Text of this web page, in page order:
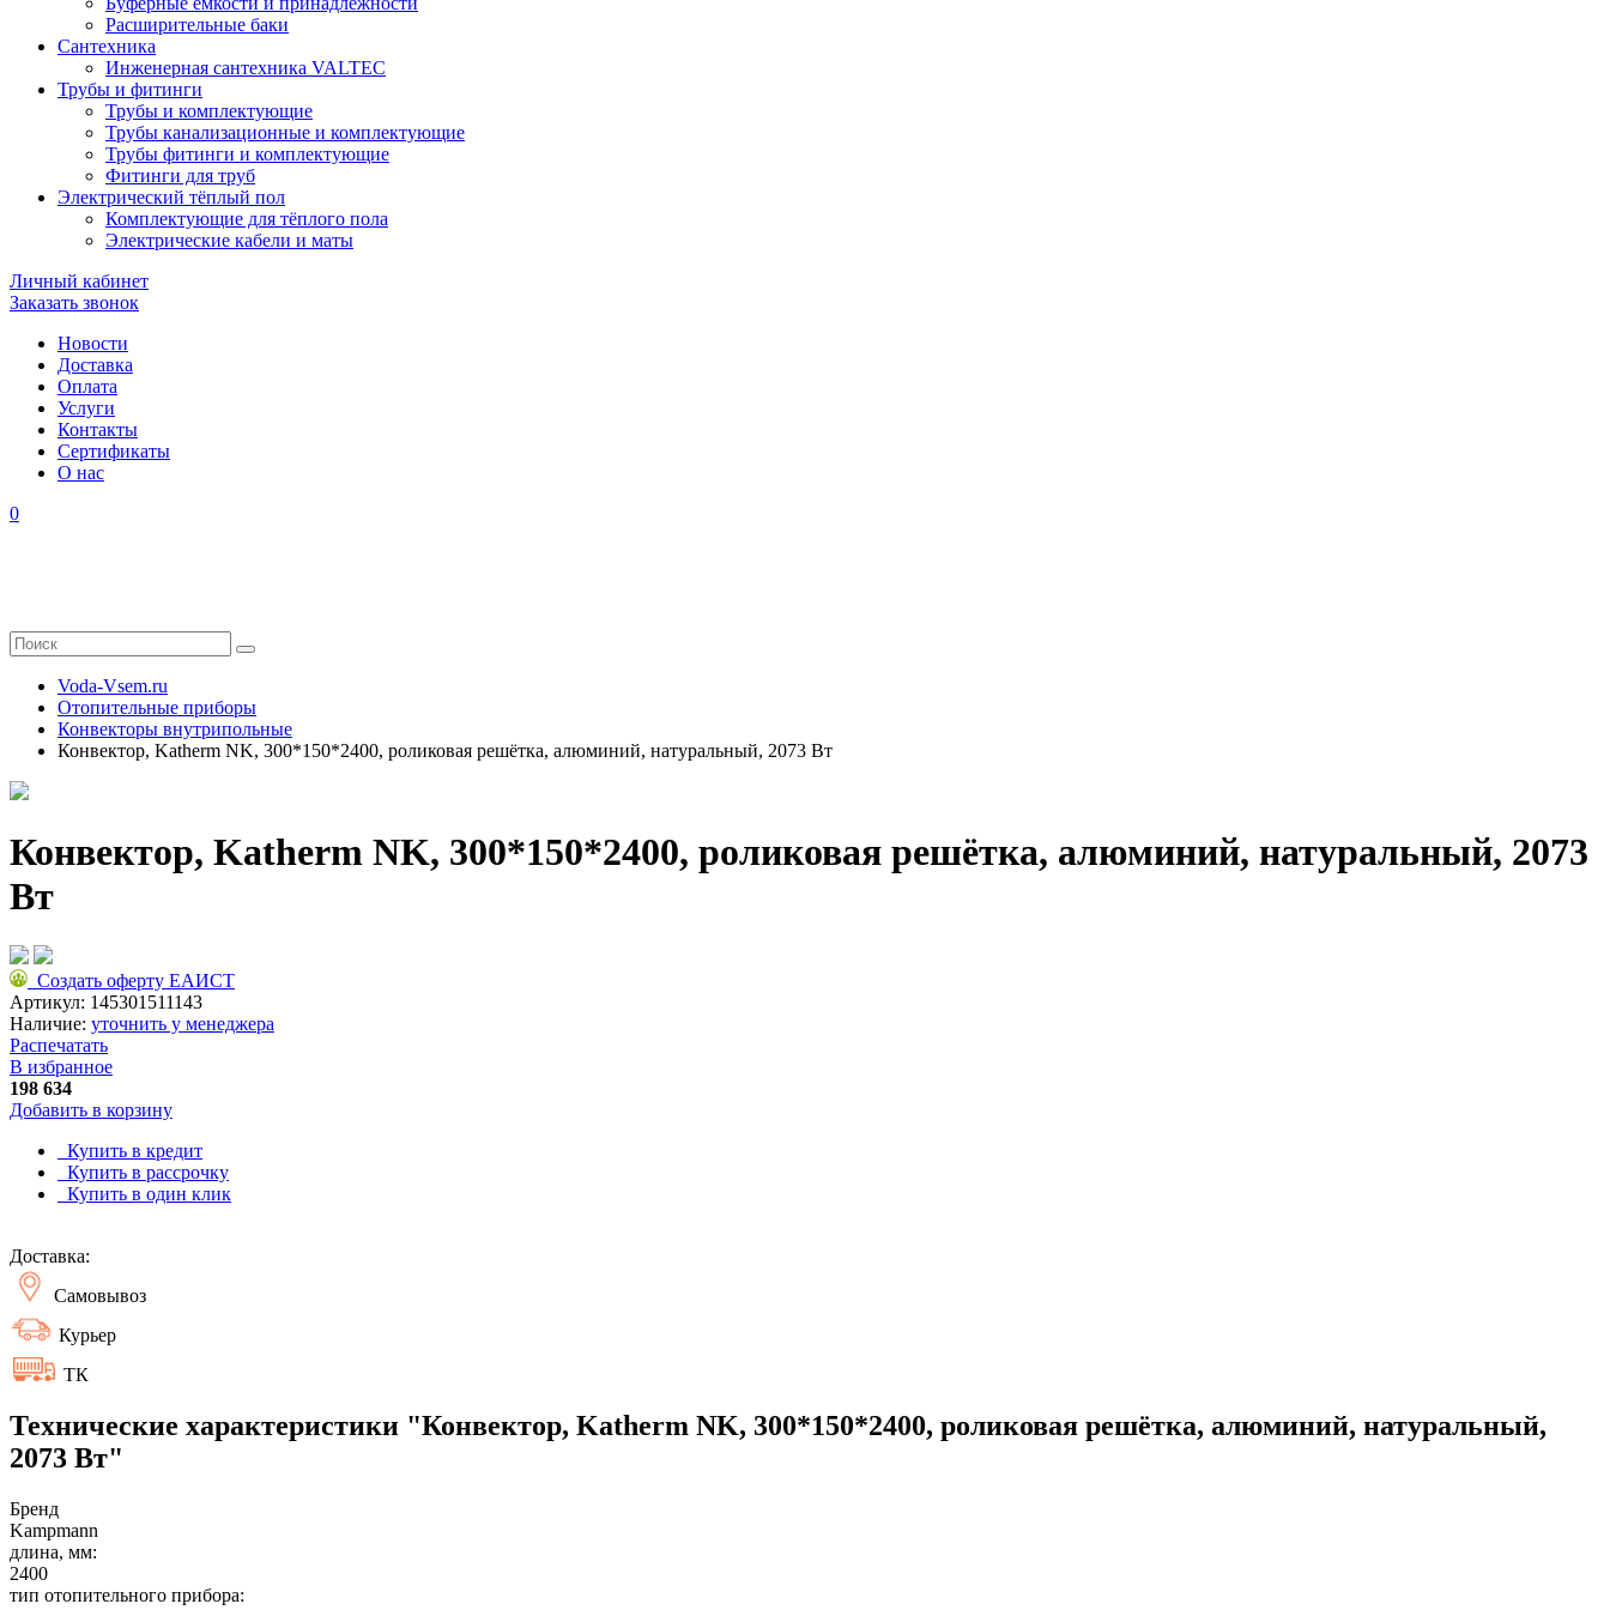
Расширительные баки
Сантехника
Инженерная сантехника VALTEC
Трубы и фитинги
Трубы и комплектующие
Трубы канализационные и комплектующие
Трубы фитинги и комплектующие
Фитинги для труб
Электрический тёплый пол
Комплектующие для тёплого пола
Электрические кабели и маты
Личный кабинет
Заказать звонок
Новости
Доставка
Оплата
Услуги
Контакты
Cертификаты
О нас
0
Voda-Vsem.ru
Отопительные приборы
Конвекторы внутрипольные
Конвектор, Katherm NK, 300*150*2400, роликовая решётка, алюминий, натуральный, 2073 Вт
Конвектор, Katherm NK, 300*150*2400, роликовая решётка, алюминий, натуральный, 2073
Вт
Создать оферту ЕАИСТ
Артикул: 145301511143
Наличие: уточнить у менеджера
Распечатать
В избранное
198 634
Добавить в корзину
Купить в кредит
Купить в рассрочку
Купить в один клик
Доставка:
Самовывоз
Курьер
ТК
Технические характеристики "Конвектор, Katherm NK, 300*150*2400, роликовая решётка, алюминий, натуральный,
2073 Вт"
Бренд
Kampmann
длина, мм:
2400
тип отопительного прибора: